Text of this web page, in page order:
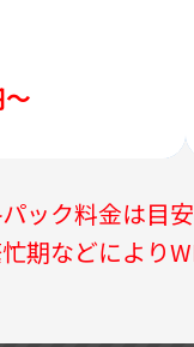
ック料金は目
期などにより